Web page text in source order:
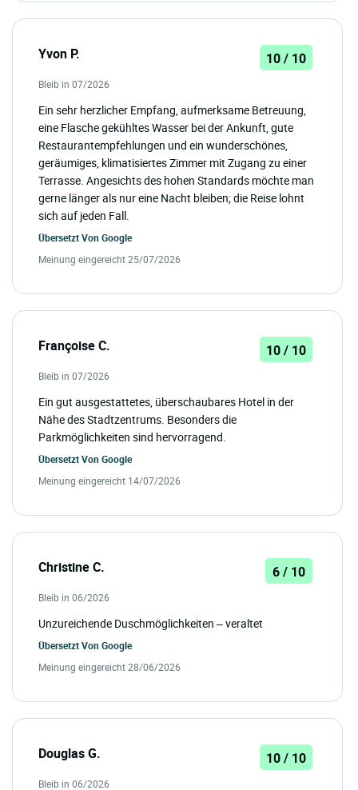
Yvon P. 10 / 10
Bleib in 07/2026
Ein sehr herzlicher Empfang, aufmerksame Betreuung,
eine Flasche gekühltes Wasser bei der Ankunft, gute
Restaurantempfehlungen und ein wunderschönes,
geräumiges, klimatisiertes Zimmer mit Zugang zu einer
Terrasse. Angesichts des hohen Standards möchte man
gerne länger als nur eine Nacht bleiben; die Reise lohnt
sich auf jeden Fall.
Übersetzt Von Google
Meinung eingereicht 25/07/2026
Françoise C. 10 / 10
Bleib in 07/2026
Ein gut ausgestattetes, überschaubares Hotel in der
Nähe des Stadtzentrums. Besonders die
Parkmöglichkeiten sind hervorragend.
Übersetzt Von Google
Meinung eingereicht 14/07/2026
Christine C. 6 / 10
Bleib in 06/2026
Unzureichende Duschmöglichkeiten – veraltet
Übersetzt Von Google
Meinung eingereicht 28/06/2026
Douglas G. 10 / 10
Bleib in 06/2026